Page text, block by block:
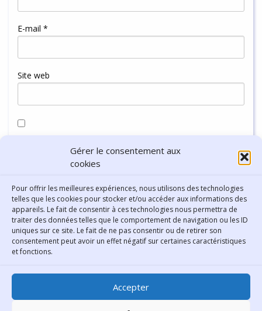
Gérer le consentement aux
cookies
Pour offrir les meilleures expériences, nous utilisons des technologies
telles que les cookies pour stocker et/ou accéder aux informations des
appareils. Le fait de consentir à ces technologies nous permettra de
traiter des données telles que le comportement de navigation ou les ID
uniques sur ce site. Le fait de ne pas consentir ou de retirer son
consentement peut avoir un effet négatif sur certaines caractéristiques
et fonctions.
Accepter
E-mail *
Site web
navigateur pour mon prochain commentaire.
Bibliothèque municipale de
Lyon